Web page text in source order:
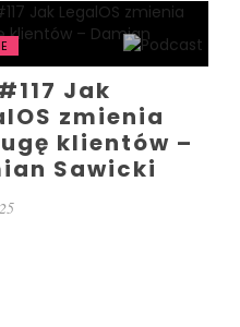
Jak
zmienia
klientów –
Sawicki